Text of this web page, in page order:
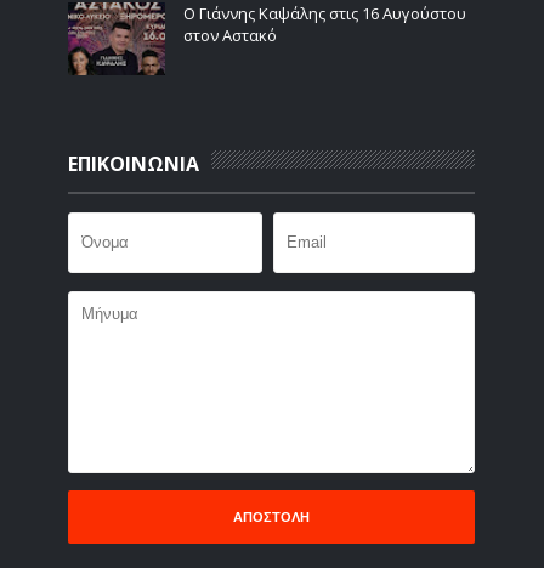
Ο Γιάννης Καψάλης στις 16 Αυγούστου
στον Αστακό
ΕΠΙΚΟΙΝΩΝΙΑ